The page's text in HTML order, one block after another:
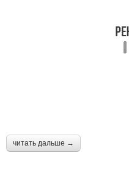
читать дальше →